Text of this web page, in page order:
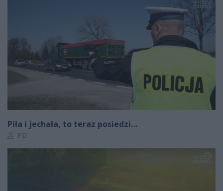
Piła i jechała, to teraz posiedzi…
Autor artykułu:
PD